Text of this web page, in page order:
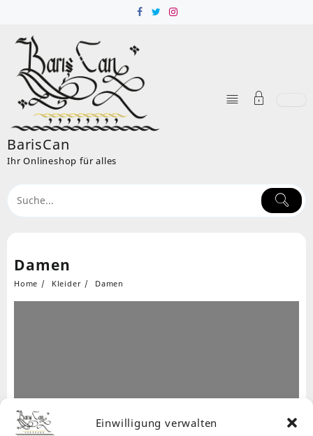
Einwilligung verwalten
content
BarisCan
Ihr Onlineshop für alles
Damen
Home Kleider Damen